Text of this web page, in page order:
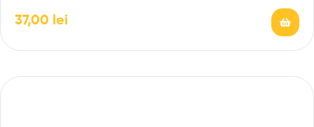
37,00 lei